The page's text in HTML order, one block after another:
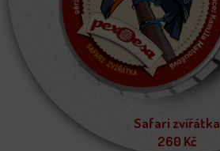
Safari zvířátka
260 Kč